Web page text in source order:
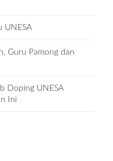
UNESA
Guru Pamong dan
Doping UNESA
Ini